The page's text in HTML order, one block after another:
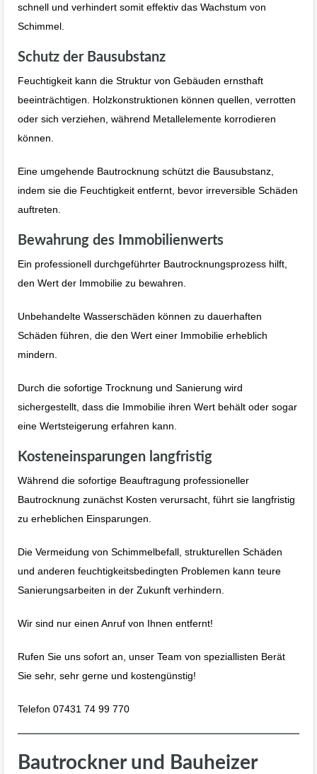
schnell und verhindert somit effektiv das Wachstum von
Schimmel.
Schutz der Bausubstanz
Feuchtigkeit kann die Struktur von Gebäuden ernsthaft
beeinträchtigen. Holzkonstruktionen können quellen, verrotten
oder sich verziehen, während Metallelemente korrodieren
können.
Eine umgehende Bautrocknung schützt die Bausubstanz,
indem sie die Feuchtigkeit entfernt, bevor irreversible Schäden
auftreten.
Bewahrung des Immobilienwerts
Ein professionell durchgeführter Bautrocknungsprozess hilft,
den Wert der Immobilie zu bewahren.
Unbehandelte Wasserschäden können zu dauerhaften
Schäden führen, die den Wert einer Immobilie erheblich
mindern.
Durch die sofortige Trocknung und Sanierung wird
sichergestellt, dass die Immobilie ihren Wert behält oder sogar
eine Wertsteigerung erfahren kann.
Kosteneinsparungen langfristig
Während die sofortige Beauftragung professioneller
Bautrocknung zunächst Kosten verursacht, führt sie langfristig
zu erheblichen Einsparungen.
Die Vermeidung von Schimmelbefall, strukturellen Schäden
und anderen feuchtigkeitsbedingten Problemen kann teure
Sanierungsarbeiten in der Zukunft verhindern.
Wir sind nur einen Anruf von Ihnen entfernt!
Rufen Sie uns sofort an, unser Team von speziallisten Berät
Sie sehr, sehr gerne und kostengünstig!
Telefon 07431 74 99 770
Bautrockner und Bauheizer